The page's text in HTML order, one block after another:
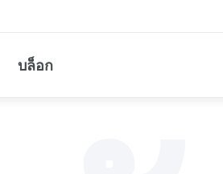
บล็อก